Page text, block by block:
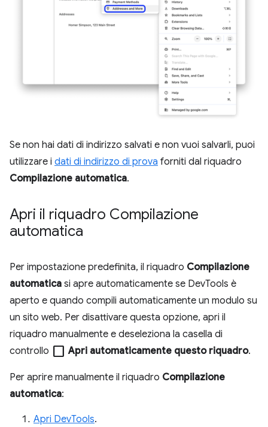
Se non hai dati di indirizzo salvati e non vuoi salvarli, puoi
utilizzare i dati di indirizzo di prova forniti dal riquadro
Compilazione automatica.
Apri il riquadro Compilazione
automatica
Per impostazione predefinita, il riquadro Compilazione
automatica si apre automaticamente se DevTools è
aperto e quando compili automaticamente un modulo su
un sito web. Per disattivare questa opzione, apri il
riquadro manualmente e deseleziona la casella di
controllo check_box_outline_blank Apri automaticamente questo riquadro.
Per aprire manualmente il riquadro Compilazione
automatica:
Apri DevTools.